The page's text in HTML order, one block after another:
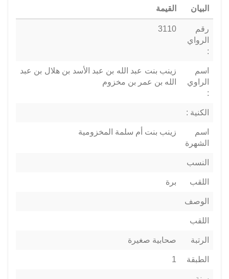
البيان القيمة
رقم
الرواي
:
3110
اسم
الراوي
:
زينب بنت عبد الله بن عبد الأسد بن هلال بن عبد
الله بن عمر بن مخزوم
الكنية :
اسم
الشهرة
زينب بنت أم سلمة المخزومية
النسب
اللقب برة
الوصف
اللقب
الرتبة صحابية صغيرة
الطبقة 1